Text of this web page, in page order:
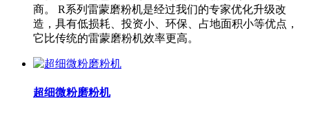
商。 R系列雷蒙磨粉机是经过我们的专家优化升级改
造，具有低损耗、投资小、环保、占地面积小等优点，
它比传统的雷蒙磨粉机效率更高。
超细微粉磨粉机